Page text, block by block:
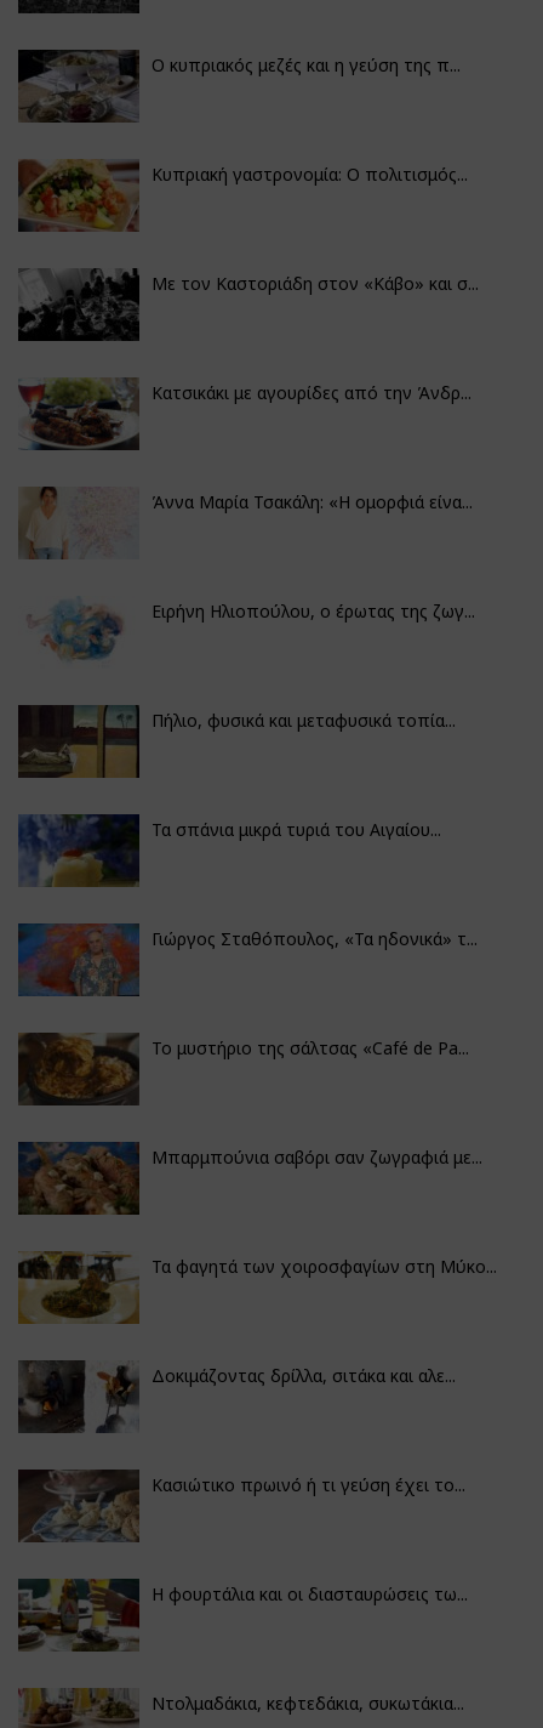
Ο κυπριακός μεζές και η γεύση της π...
Κυπριακή γαστρονομία: Ο πολιτισμός...
Με τον Καστοριάδη στον «Κάβο» και σ...
Κατσικάκι με αγουρίδες από την Άνδρ...
Άννα Μαρία Τσακάλη: «Η ομορφιά είνα...
Ειρήνη Ηλιοπούλου, ο έρωτας της ζωγ...
Πήλιο, φυσικά και μεταφυσικά τοπία...
Τα σπάνια μικρά τυριά του Αιγαίου...
Γιώργος Σταθόπουλος, «Τα ηδονικά» τ...
Το μυστήριο της σάλτσας «Café de Pa...
Μπαρμπούνια σαβόρι σαν ζωγραφιά με...
Τα φαγητά των χοιροσφαγίων στη Μύκο...
Δοκιμάζοντας δρίλλα, σιτάκα και αλε...
Κασιώτικο πρωινό ή τι γεύση έχει το...
Η φουρτάλια και οι διασταυρώσεις τω...
Ντολμαδάκια, κεφτεδάκια, συκωτάκια...